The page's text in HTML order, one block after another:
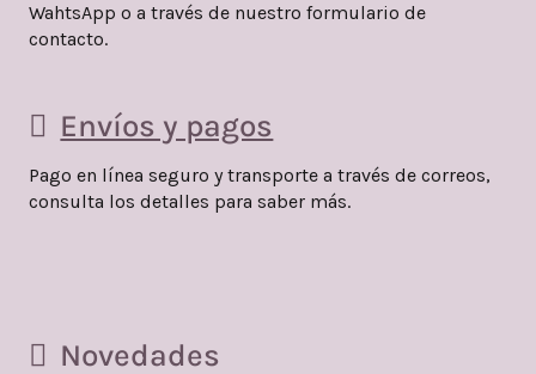
WahtsApp o a través de nuestro formulario de
contacto.
Envíos y pagos
Pago en línea seguro y transporte a través de correos,
consulta los detalles para saber más.
Novedades